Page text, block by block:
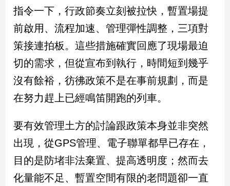
觀
點
民
國
會
焦
點
觀
點
兩
國
指令一下，行政節奏立刻被拉快，暫置場提
前啟用、流程加速、管理彈性調整，三項對
策接連拍板。這些措施確實回應了現場最迫
切的需求，但從宣布到執行，時間短到幾乎
沒有餘裕，彷彿政策不是在事前規劃，而是
在努力趕上已經鳴笛開跑的列車。
要有效管理土方的討論跟政策本身並非突然
出現，從GPS管理、電子聯單都早已存在，
目的是防堵非法棄置、提高透明度；然而去
化量能不足、暫置空間有限的老問題卻一直